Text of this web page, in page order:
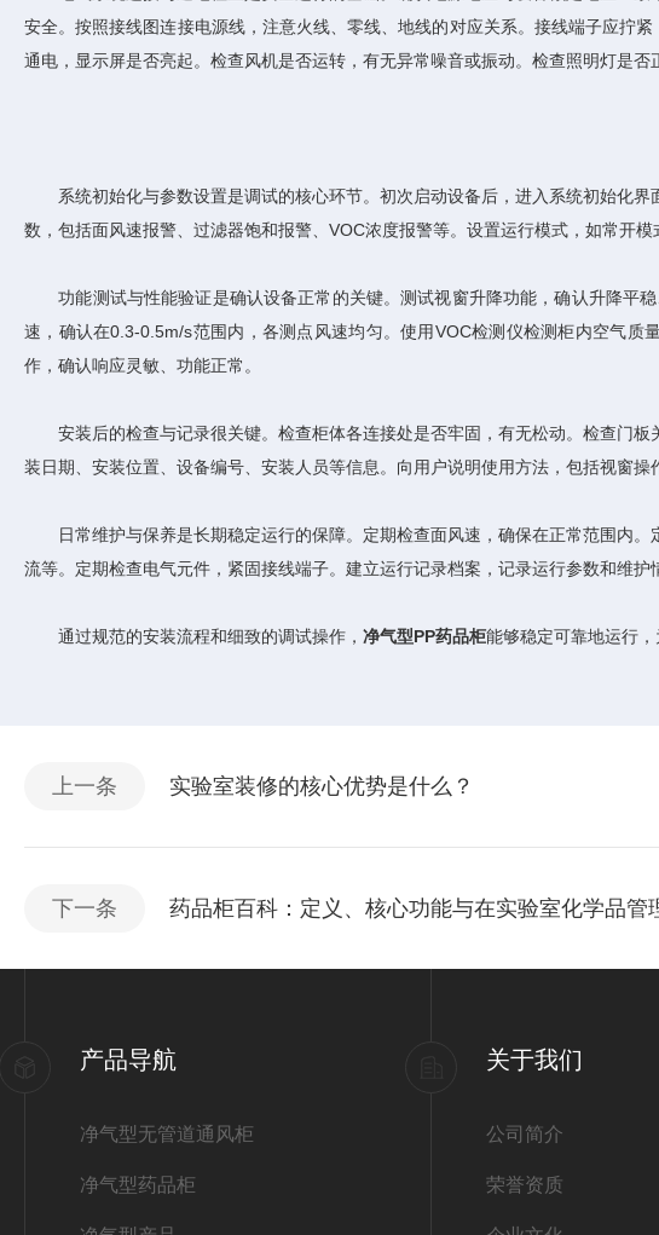
安全。按照接线图连接电源线，注意火线、零线、地线的对应关系。接线端子应拧
通电，显示屏是否亮起。检查风机是否运转，有无异常噪音或振动。检查照明灯是否
系统初始化与参数设置是调试的核心环节。初次启动设备后，进入系统初始化界
数，包括面风速报警、过滤器饱和报警、VOC浓度报警等。设置运行模式，如常开
功能测试与性能验证是确认设备正常的关键。测试视窗升降功能，确认升降平
速，确认在0.3-0.5m/s范围内，各测点风速均匀。使用VOC检测仪检测柜内空气
作，确认响应灵敏、功能正常。
安装后的检查与记录很关键。检查柜体各连接处是否牢固，有无松动。检查门板
装日期、安装位置、设备编号、安装人员等信息。向用户说明使用方法，包括视窗
日常维护与保养是长期稳定运行的保障。定期检查面风速，确保在正常范围内。
流等。定期检查电气元件，紧固接线端子。建立运行记录档案，记录运行参数和维护
通过规范的安装流程和细致的调试操作， 净气型PP药品柜能够稳定可靠地运行
上一条 实验室装修的核心优势是什么？
下一条 药品柜百科：定义、核心功能与在实验室化学品管
产品导航
净气型无管道通风柜
净气型药品柜
关于我们
公司简介
荣誉资质